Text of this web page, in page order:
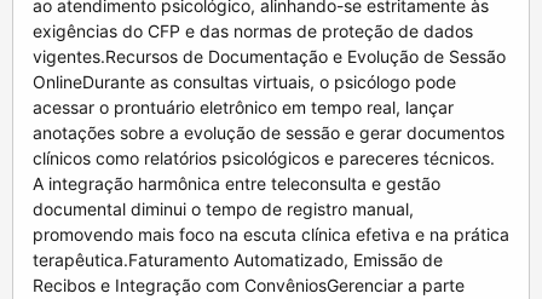
ao atendimento psicológico, alinhando-se estritamente às
exigências do CFP e das normas de proteção de dados
vigentes.Recursos de Documentação e Evolução de Sessão
OnlineDurante as consultas virtuais, o psicólogo pode
acessar o prontuário eletrônico em tempo real, lançar
anotações sobre a evolução de sessão e gerar documentos
clínicos como relatórios psicológicos e pareceres técnicos.
A integração harmônica entre teleconsulta e gestão
documental diminui o tempo de registro manual,
promovendo mais foco na escuta clínica efetiva e na prática
terapêutica.Faturamento Automatizado, Emissão de
Recibos e Integração com ConvêniosGerenciar a parte